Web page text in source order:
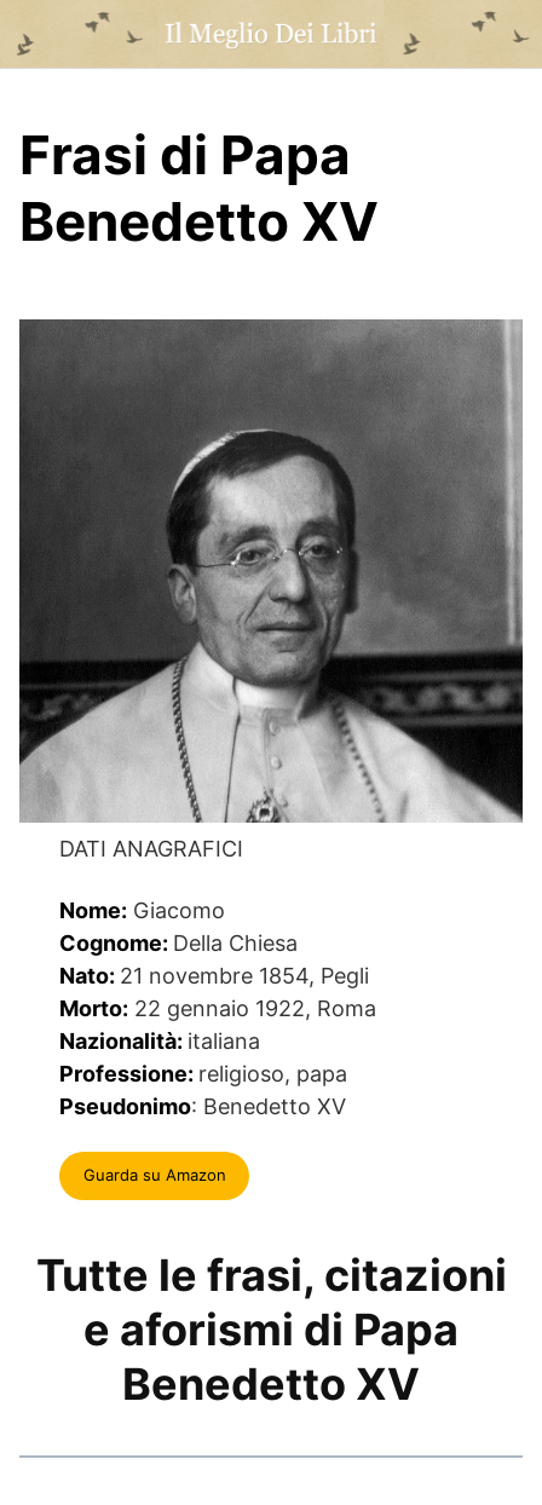
content
Frasi di Papa
Benedetto XV
DATI ANAGRAFICI
Nome: Giacomo
Cognome: Della Chiesa
Nato: 21 novembre 1854, Pegli
Morto: 22 gennaio 1922, Roma
Nazionalità: italiana
Professione: religioso, papa
Pseudonimo: Benedetto XV
Guarda su Amazon
Tutte le frasi, citazioni
e aforismi di Papa
Benedetto XV